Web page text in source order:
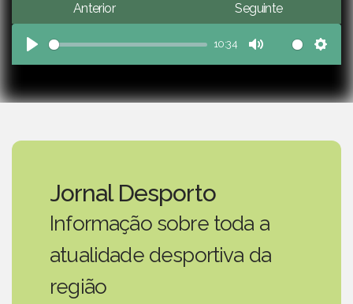
Anterior Seguinte
Play
10:34
Mute
Jornal Desporto
Informação sobre toda a
atualidade desportiva da
região